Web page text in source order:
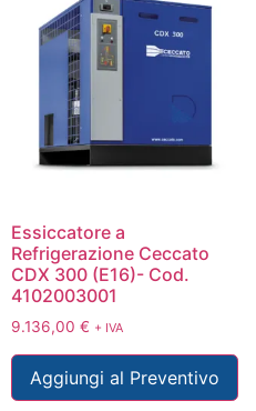
Essiccatore a
Refrigerazione Ceccato
CDX 300 (E16)- Cod.
4102003001
9.136,00 € + IVA
Aggiungi al Preventivo